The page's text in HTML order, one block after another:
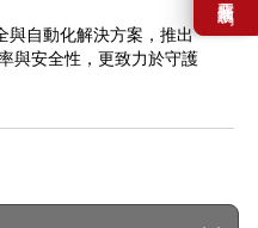
與自動化解決方案，推出
與安全性，更致力於守護